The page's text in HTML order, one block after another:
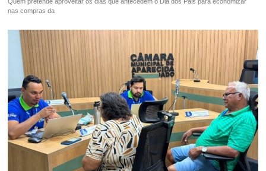
nas compras da